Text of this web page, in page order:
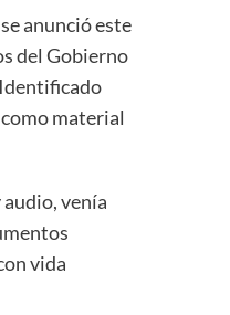
anunció este
del Gobierno
material
venía
vida